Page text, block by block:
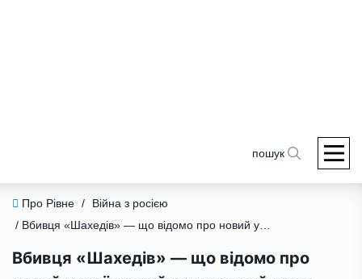
пошук
Про Рівне /
Війна з росією
/ Вбивця «Шахедів» — що відомо про новий український реактивний дрон «Чаклун»
Вбивця «Шахедів» — що відомо про